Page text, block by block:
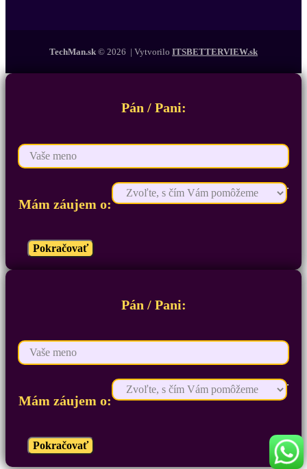
TechMan.sk © 2026 | Vytvorilo ITSBETTERVIEW.sk
Pán / Pani:
Mám záujem o:
Pokračovať
Pán / Pani:
Mám záujem o:
Pokračovať